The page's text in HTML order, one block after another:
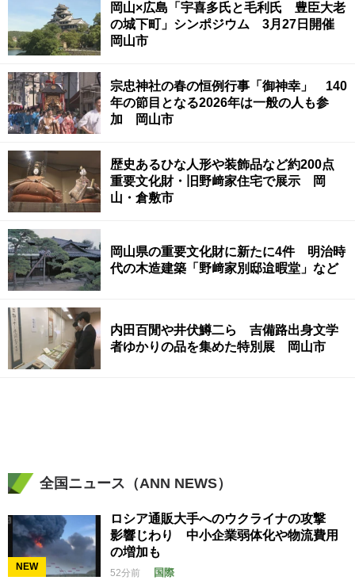
岡山×広島「宇喜多氏と毛利氏 豊臣大老
の城下町」シンポジウム 3月27日開催
岡山市
宗忠神社の春の恒例行事「御神幸」 140
年の節目となる2026年は一般の人も参
加 岡山市
歴史あるひな人形や装飾品など約200点
重要文化財・旧野﨑家住宅で展示 岡
山・倉敷市
岡山県の重要文化財に新たに4件 明治時
代の木造建築「野﨑家別邸迨暇堂」など
内田百閒や井伏鱒二ら 吉備路出身文学
者ゆかりの品を集めた特別展 岡山市
全国ニュース（ANN NEWS）
NEW
ロシア通販大手へのウクライナの攻撃
影響じわり 中小企業弱体化や物流費用
の増加も
52分前 国際